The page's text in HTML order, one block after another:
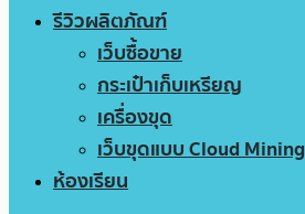
รีวิวผลิตภัณฑ์
เว็บซื้อขาย
กระเป๋าเก็บเหรียญ
เครื่องขุด
เว็บขุดแบบ Cloud Mining
ห้องเรียน